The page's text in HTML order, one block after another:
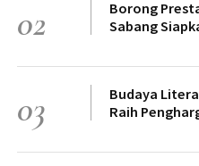
02
Borong
Sabang
03
Budaya
Raih